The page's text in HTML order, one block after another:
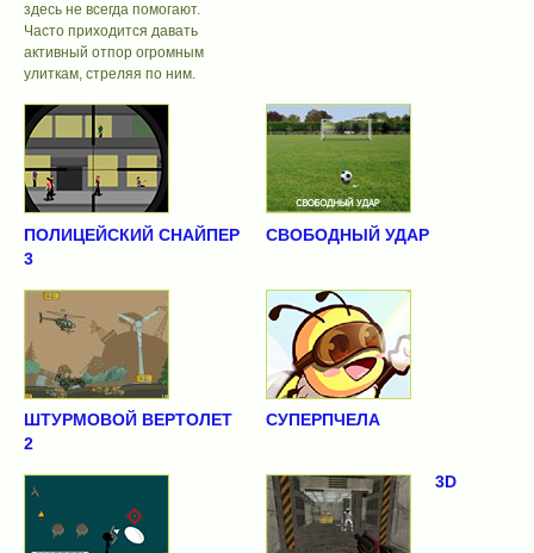
здесь не всегда помогают.
Часто приходится давать
активный отпор огромным
улиткам, стреляя по ним.
ПОЛИЦЕЙСКИЙ СНАЙПЕР
3
СВОБОДНЫЙ УДАР
ШТУРМОВОЙ ВЕРТОЛЕТ
2
СУПЕРПЧЕЛА
3D